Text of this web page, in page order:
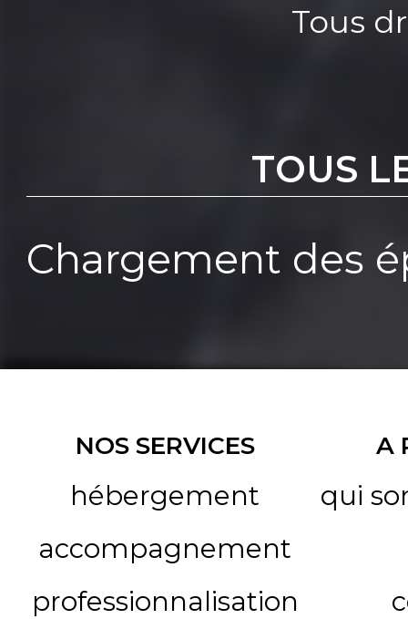
Tous
TOUS
Chargement des
NOS SERVICES
hébergement
accompagnement
professionnalisation
A
qui